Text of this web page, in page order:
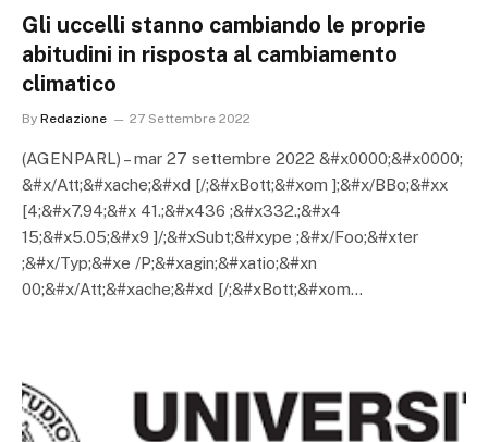
Gli uccelli stanno cambiando le proprie
abitudini in risposta al cambiamento
climatico
By Redazione 27 Settembre 2022
(AGENPARL) – mar 27 settembre 2022 &#x0000;&#x0000;
&#x/Att;&#xache;&#xd [/;&#xBott;&#xom ];&#x/BBo;&#xx
[4;&#x7.94;&#x 41.;&#x436 ;&#x332.;&#x4
15;&#x5.05;&#x9 ]/;&#xSubt;&#xype ;&#x/Foo;&#xter
;&#x/Typ;&#xe /P;&#xagin;&#xatio;&#xn
00;&#x/Att;&#xache;&#xd [/;&#xBott;&#xom…